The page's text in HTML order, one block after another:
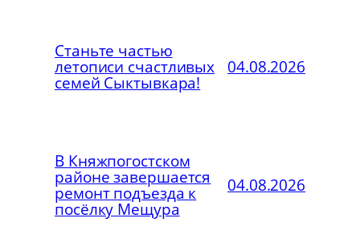
Станьте частью
летописи счастливых
семей Сыктывкара!
04.08.2026
В Княжпогостском
районе завершается
ремонт подъезда к
посёлку Мещура
04.08.2026